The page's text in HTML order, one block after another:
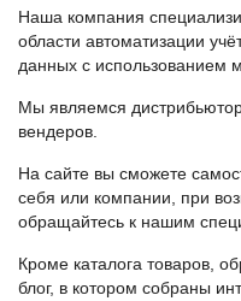
Наша компания
области автоматизации
данных с использованием
Мы являемся
вендеров.
На сайте вы сможете
себя или компании, при
обращайтесь к нашим
Кроме каталога товаров,
блог, в котором собраны